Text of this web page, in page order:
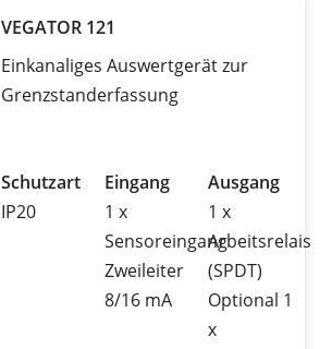
VEGATOR 121
Einkanaliges Auswertgerät zur
Grenzstanderfassung
Schutzart
IP20
Eingang
1 x
Sensoreingang
Zweileiter
8/16 mA
Ausgang
1 x
Arbeitsrelais
(SPDT)
Optional 1
x